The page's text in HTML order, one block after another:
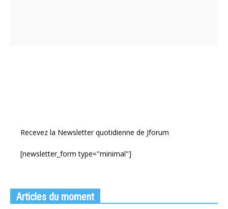
Recevez la Newsletter quotidienne de Jforum
[newsletter_form type="minimal"]
Articles du moment